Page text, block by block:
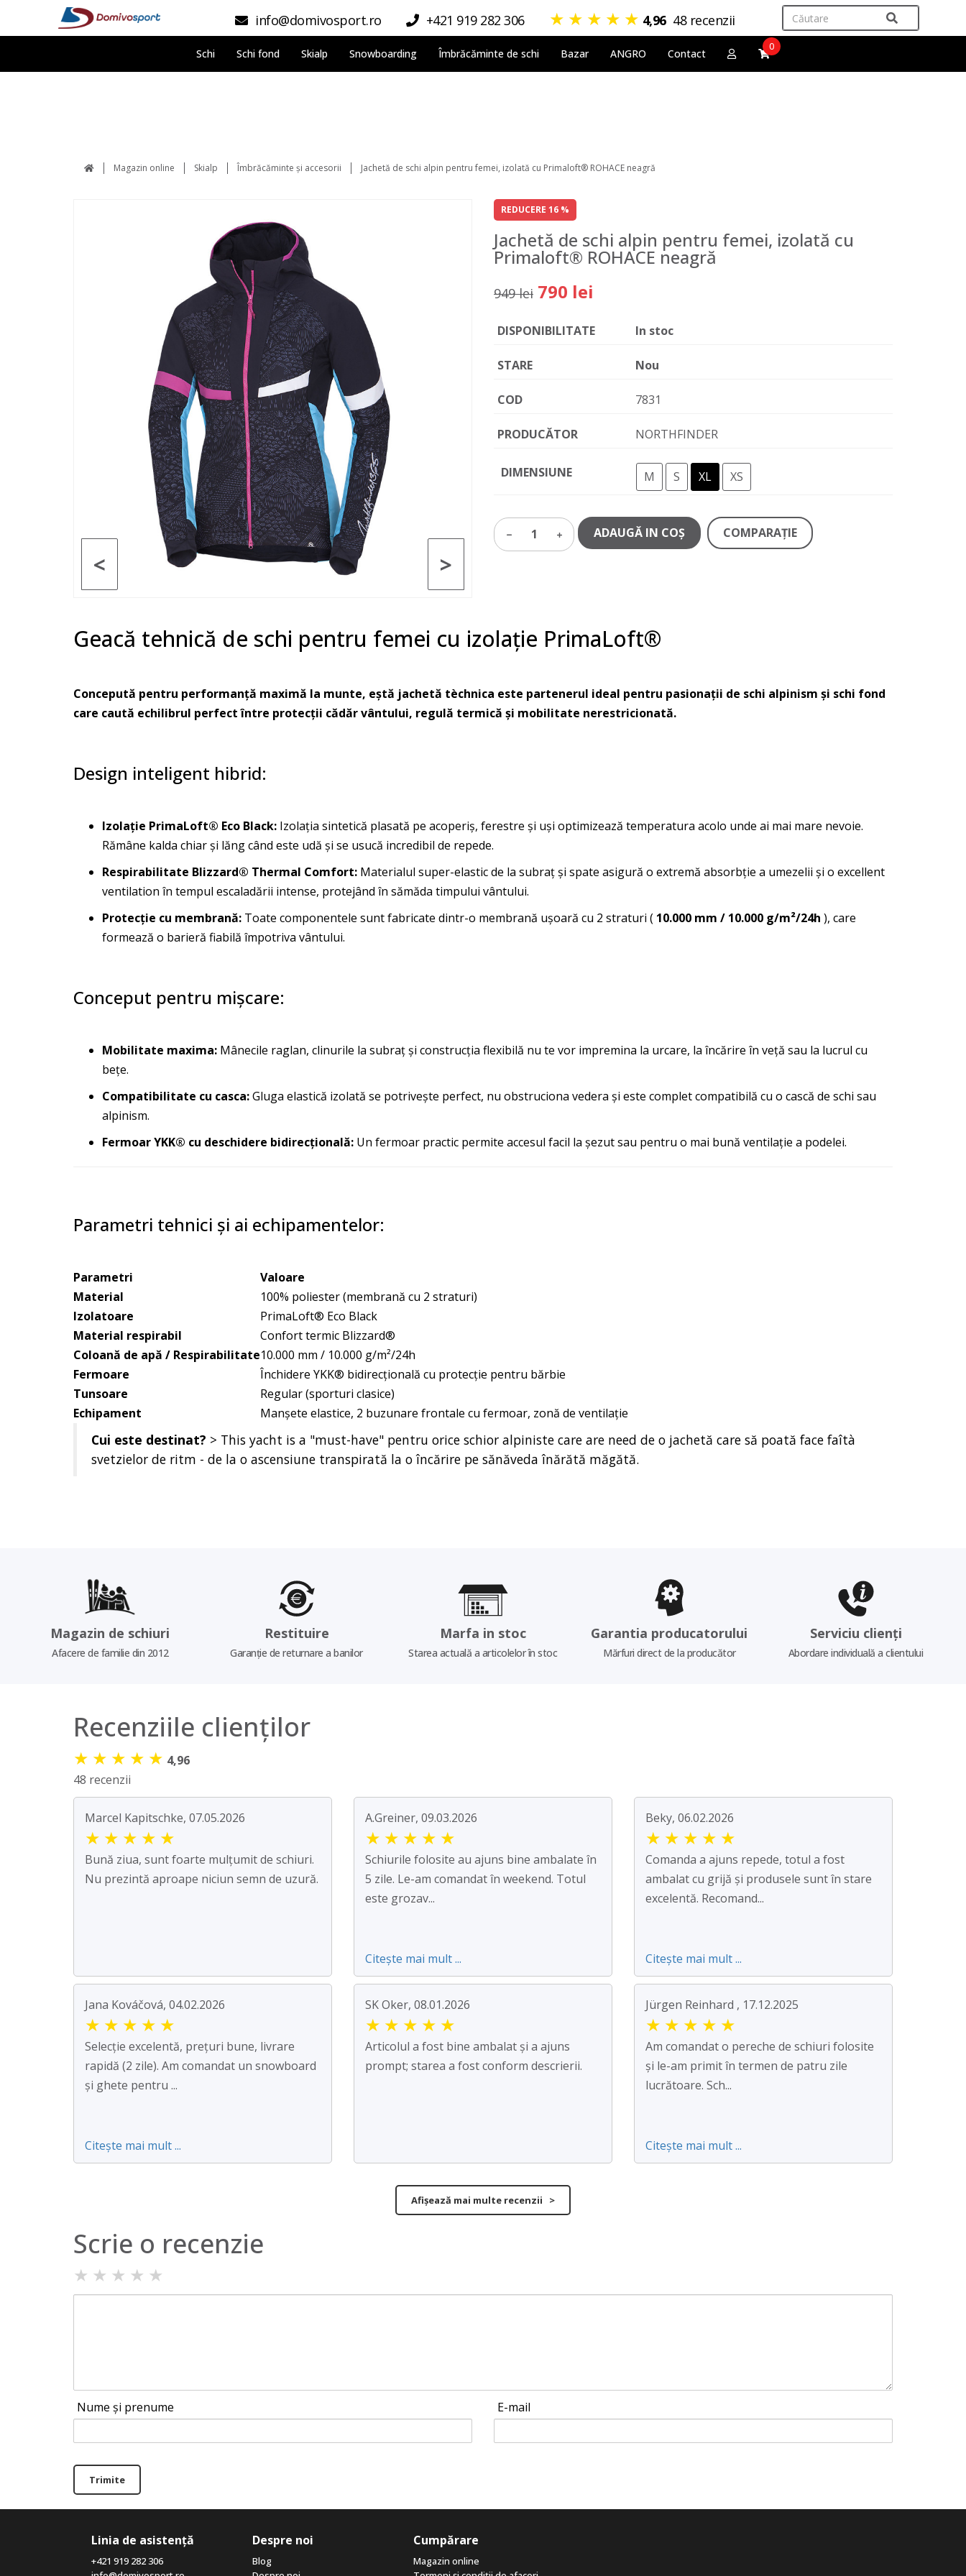
info@domivosport.ro +421 919 282 306 ★ ★ ★ ★ ★ 4,96 48 recenzii
Schi Schi fond Skialp Snowboarding Îmbrăcăminte de schi Bazar ANGRO Contact
0
Magazin online Skialp Îmbrăcăminte și accesorii Jachetă de schi alpin pentru femei, izolată cu Primaloft® ROHACE neagră
>
<
REDUCERE 16 %
Jachetă de schi alpin pentru femei, izolată cu
Primaloft® ROHACE neagră
949 lei 790 lei
DISPONIBILITATE In stoc
STARE Nou
COD 7831
PRODUCĂTOR NORTHFINDER
DIMENSIUNE M S XL XS
1 ADAUGĂ IN COŞ COMPARAŢIE
Geacă tehnică de schi pentru femei cu izolație PrimaLoft®
Concepută pentru performanță maximă la munte, eștă jachetă tèchnica este partenerul ideal pentru pasionații de schi alpinism și schi fond
care caută echilibrul perfect între protecții cădăr vântului, regulă termică și mobilitate nerestricionată.
Design inteligent hibrid:
Izolație PrimaLoft® Eco Black: Izolația sintetică plasată pe acoperiș, ferestre și uși optimizează temperatura acolo unde ai mai mare nevoie.
Rămâne kalda chiar și lăng când este udă și se usucă incredibil de repede.
Respirabilitate Blizzard® Thermal Comfort: Materialul super-elastic de la subraț și spate asigură o extremă absorbție a umezelii și o excellent
ventilation în tempul escaladării intense, protejând în sămăda timpului vântului.
Protecție cu membrană: Toate componentele sunt fabricate dintr-o membrană ușoară cu 2 straturi ( 10.000 mm / 10.000 g/m²/24h ), care
formează o barieră fiabilă împotriva vântului.
Conceput pentru mișcare:
Mobilitate maxima: Mânecile raglan, clinurile la subraț și construcția flexibilă nu te vor impremina la urcare, la încărire în veță sau la lucrul cu
bețe.
Compatibilitate cu casca:Gluga elastică izolată se potrivește perfect, nu obstruciona vedera și este complet compatibilă cu o cască de schi sau
alpinism.
Fermoar YKK® cu deschidere bidirecțională: Un fermoar practic permite accesul facil la șezut sau pentru o mai bună ventilație a podelei.
Parametri tehnici și ai echipamentelor:
Parametri
Valoare
Material
100% poliester (membrană cu 2 straturi)
Izolatoare
PrimaLoft® Eco Black
Material respirabil
Confort termic Blizzard®
Coloană de apă / Respirabilitate10.000 mm / 10.000 g/m²/24h
Fermoare
Închidere YKK® bidirecțională cu protecție pentru bărbie
Tunsoare
Regular (sporturi clasice)
Echipament
Manșete elastice, 2 buzunare frontale cu fermoar, zonă de ventilație
Cui este destinat? > This yacht is a "must-have" pentru orice schior alpiniste care are need de o jachetă care să poată face faîtà
svetzielor de ritm - de la o ascensiune transpirată la o încărire pe sănăveda înărătă măgătă.
Magazin de schiuri
Afacere de familie din 2012
Restituire
Garanție de returnare a banilor
Marfa in stoc
Starea actuală a articolelor în stoc
Garantia producatorului
Mărfuri direct de la producător
Serviciu clienți
Abordare individuală a clientului
Recenziile clienților
★ ★ ★ ★ ★ 4,96
48 recenzii
Marcel Kapitschke, 07.05.2026
★ ★ ★ ★ ★
Bună ziua, sunt foarte mulțumit de schiuri.
Nu prezintă aproape niciun semn de uzură.
A.Greiner, 09.03.2026
★ ★ ★ ★ ★
Schiurile folosite au ajuns bine ambalate în
5 zile. Le-am comandat în weekend. Totul
este grozav...
Citește mai mult ...
Beky, 06.02.2026
★ ★ ★ ★ ★
Comanda a ajuns repede, totul a fost
ambalat cu grijă și produsele sunt în stare
excelentă. Recomand...
Citește mai mult ...
Jana Kováčová, 04.02.2026
★ ★ ★ ★ ★
Selecție excelentă, prețuri bune, livrare
rapidă (2 zile). Am comandat un snowboard
și ghete pentru ...
Citește mai mult ...
SK Oker, 08.01.2026
★ ★ ★ ★ ★
Articolul a fost bine ambalat și a ajuns
prompt; starea a fost conform descrierii.
Jürgen Reinhard , 17.12.2025
★ ★ ★ ★ ★
Am comandat o pereche de schiuri folosite
și le-am primit în termen de patru zile
lucrătoare. Sch...
Citește mai mult ...
Afișează mai multe recenzii >
Scrie o recenzie
★ ★ ★ ★ ★
Nume și prenume E-mail
Trimite
Linia de asistență
+421 919 282 306
Despre noi
Blog
Cumpărare
Magazin online